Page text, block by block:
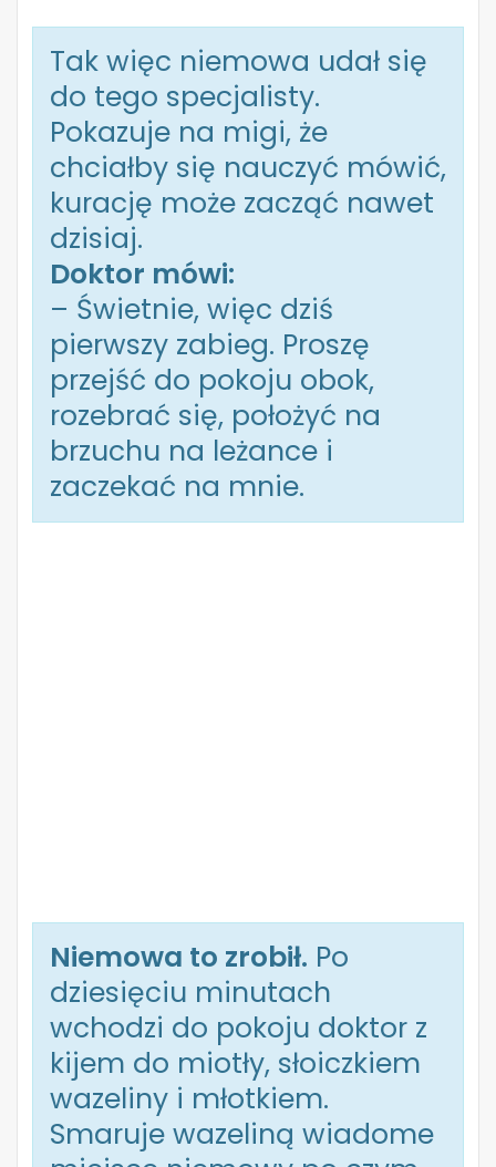
Tak więc niemowa udał się
do tego specjalisty.
Pokazuje na migi, że
chciałby się nauczyć mówić,
kurację może zacząć nawet
dzisiaj.
Doktor mówi:
– Świetnie, więc dziś
pierwszy zabieg. Proszę
przejść do pokoju obok,
rozebrać się, położyć na
brzuchu na leżance i
zaczekać na mnie.
Niemowa to zrobił. Po
dziesięciu minutach
wchodzi do pokoju doktor z
kijem do miotły, słoiczkiem
wazeliny i młotkiem.
Smaruje wazeliną wiadome